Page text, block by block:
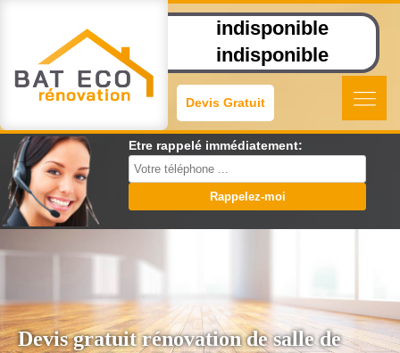
indisponible
indisponible
Devis Gratuit
Etre rappelé immédiatement:
Devis gratuit rénovation de salle de